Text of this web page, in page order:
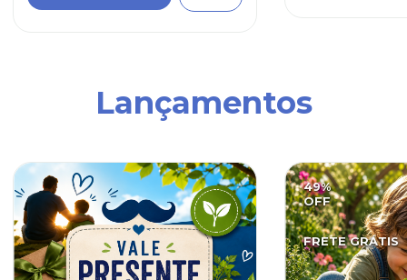
Lançamentos
49%
OFF
FRETE GRÁTIS